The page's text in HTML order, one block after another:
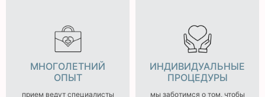
МНОГОЛЕТНИЙ
ОПЫТ
прием ведут специалисты
ИНДИВИДУАЛЬНЫЕ
ПРОЦЕДУРЫ
мы заботимся о том, чтобы